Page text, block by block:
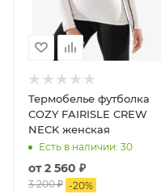
Термобелье футболка
COZY FAIRISLE CREW
NECK женская
Есть в наличии: 30
от2 560 ₽
3 200 ₽ -20%